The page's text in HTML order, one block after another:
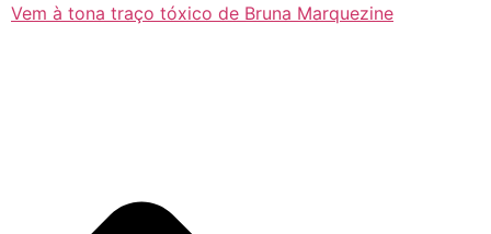
Vem à tona traço tóxico de Bruna Marquezine